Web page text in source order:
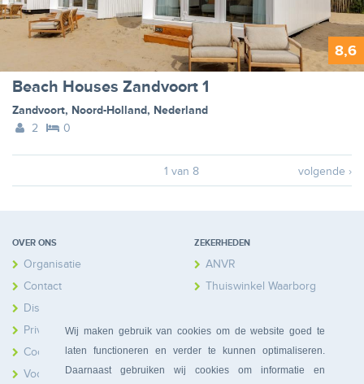
Wij maken gebruik van cookies om de website goed te
laten functioneren en verder te kunnen optimaliseren.
Daarnaast gebruiken wij cookies om informatie en
8,6
Beach Houses Zandvoort 1
Zandvoort, Noord-Holland, Nederland
2
0
1 van 8 volgende ›
OVER ONS
Organisatie
Contact
Disclaimer
Privacy
Cookies
Voorwaarden
ZEKERHEDEN
ANVR
Thuiswinkel Waarborg